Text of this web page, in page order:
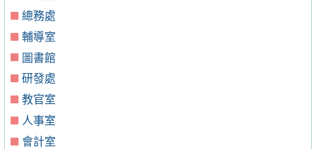
總務處
輔導室
圖書館
研發處
教官室
人事室
會計室